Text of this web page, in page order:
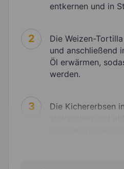
entkernen und in
2
Die Weizen-
und anschließend
Öl erwärmen,
werden.
3
Die Kichererbsen